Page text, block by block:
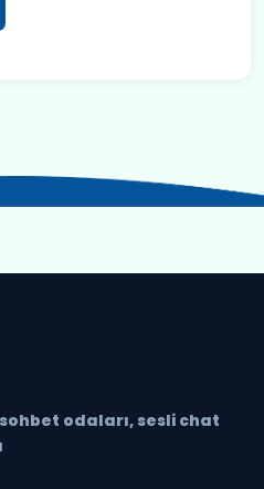
odaları, sesli chat